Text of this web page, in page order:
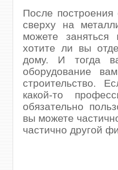
После построения
сверху на
можете заняться
хотите ли вы
дому. И тогда
оборудование
строительство.
какой-то
обязательно
вы можете
частично другой